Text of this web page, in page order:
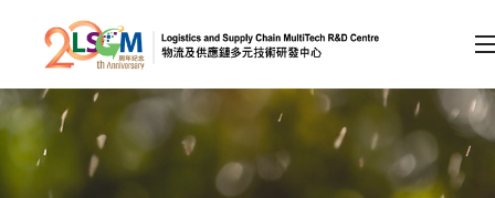
跳到內容（按回車鍵）
會員登入
A A EN 繁 简